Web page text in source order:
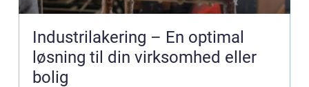
Industrilakering – En optimal
løsning til din virksomhed eller
bolig